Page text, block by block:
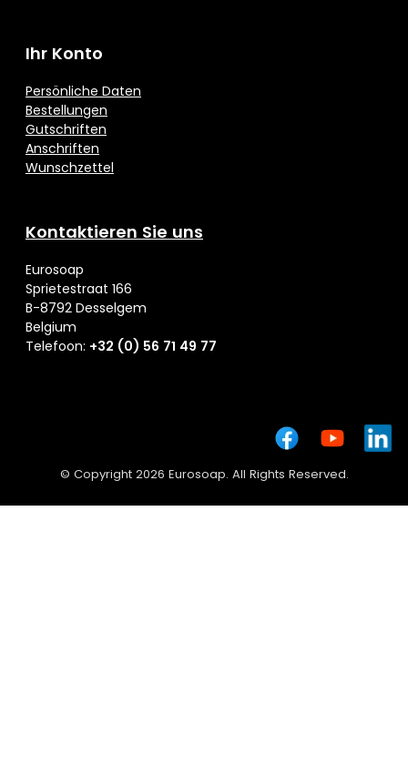
Ihr Konto
Persönliche Daten
Bestellungen
Gutschriften
Anschriften
Wunschzettel
Kontaktieren Sie uns
Eurosoap
Sprietestraat 166
B-8792 Desselgem
Belgium
Telefoon: +32 (0) 56 71 49 77
© Copyright 2026 Eurosoap. All Rights Reserved.